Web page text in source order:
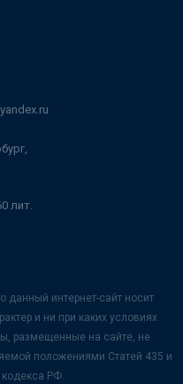
лит.
интернет-сайт носит
и ни при каких условиях
размещенные на сайте, не
положениями Статей 435 и
кодекса РФ.